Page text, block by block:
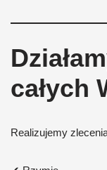
całych
Realizujemy